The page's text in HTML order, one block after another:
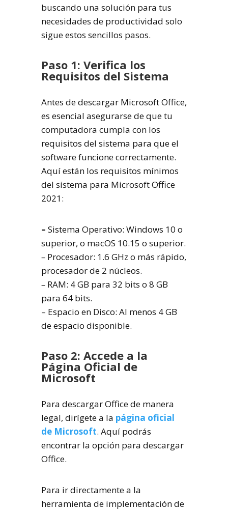
buscando una solución para tus
necesidades de productividad solo
sigue estos sencillos pasos.
Paso 1: Verifica los
Requisitos del Sistema
Antes de descargar Microsoft Office,
es esencial asegurarse de que tu
computadora cumpla con los
requisitos del sistema para que el
software funcione correctamente.
Aquí están los requisitos mínimos
del sistema para Microsoft Office
2021:
– Sistema Operativo: Windows 10 o
superior, o macOS 10.15 o superior.
–Procesador: 1.6 GHz o más rápido,
procesador de 2 núcleos.
–RAM: 4 GB para 32 bits o 8 GB
para 64 bits.
– Espacio en Disco: Al menos 4 GB
de espacio disponible.
Paso 2: Accede a la
Página Oficial de
Microsoft
Para descargar Office de manera
legal, dirígete a la página oficial
de Microsoft. Aquí podrás
encontrar la opción para descargar
Office.
Para ir directamente a la
herramienta de implementación de